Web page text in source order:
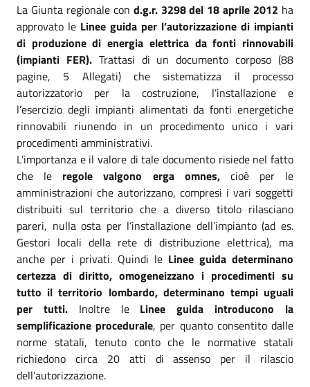
La Giunta regionale con d.g.r. 3298 del 18 aprile 2012 ha
approvato le Linee guida per l’autorizzazione di impianti
di produzione di energia elettrica da fonti rinnovabili
(impianti FER).Trattasi di un documento corposo (88
pagine, 5 Allegati) che sistematizza il processo
autorizzatorio per la costruzione, l’installazione e
l’esercizio degli impianti alimentati da fonti energetiche
rinnovabili riunendo in un procedimento unico i vari
procedimenti amministrativi.
L’importanza e il valore di tale documento risiede nel fatto
che le regole valgono erga omnes,cioè per le
amministrazioni che autorizzano, compresi i vari soggetti
distribuiti sul territorio che a diverso titolo rilasciano
pareri, nulla osta per l’installazione dell’impianto (ad es.
Gestori locali della rete di distribuzione elettrica), ma
anche per i privati. Quindi le Linee guida determinano
certezza di diritto, omogeneizzano i procedimenti su
tutto il territorio lombardo, determinano tempi uguali
per tutti.Inoltre le Linee guida introducono la
semplificazione procedurale, per quanto consentito dalle
norme statali, tenuto conto che le normative statali
richiedono circa 20 atti di assenso per il rilascio
dell’autorizzazione.